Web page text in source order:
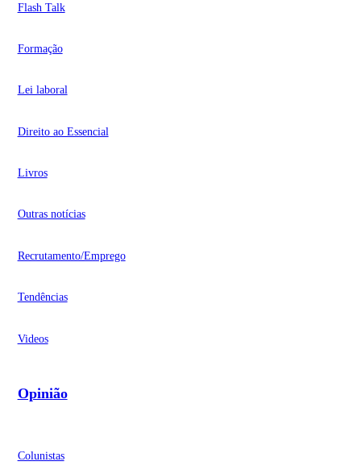
Flash Talk
Formação
Lei laboral
Direito ao Essencial
Livros
Outras notícias
Recrutamento/Emprego
Tendências
Videos
Opinião
Colunistas